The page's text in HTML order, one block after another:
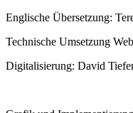
Englische Übersetzung:
Technische Umsetzung
Digitalisierung: David